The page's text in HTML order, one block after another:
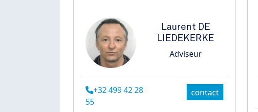
Laurent DE
LIEDEKERKE
Adviseur
+32 499 42 28
55
contact